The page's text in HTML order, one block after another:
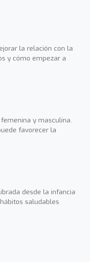
la relación con la
y cómo empezar a
y masculina.
favorecer la
desde la infancia
saludables